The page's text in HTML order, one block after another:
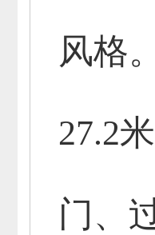
风格
27.2
门、